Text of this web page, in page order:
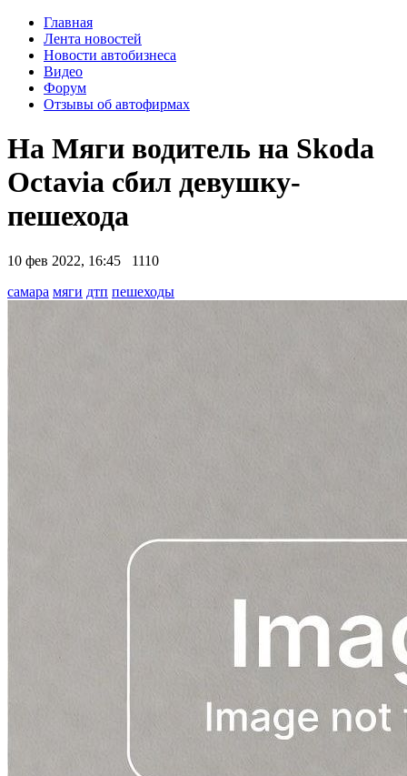
Главная
Лента новостей
Новости автобизнеса
Видео
Форум
Отзывы об автофирмах
На Мяги водитель на Skoda
Octavia сбил девушку-
пешехода
10 фев 2022, 16:45
1110
самара мяги дтп пешеходы